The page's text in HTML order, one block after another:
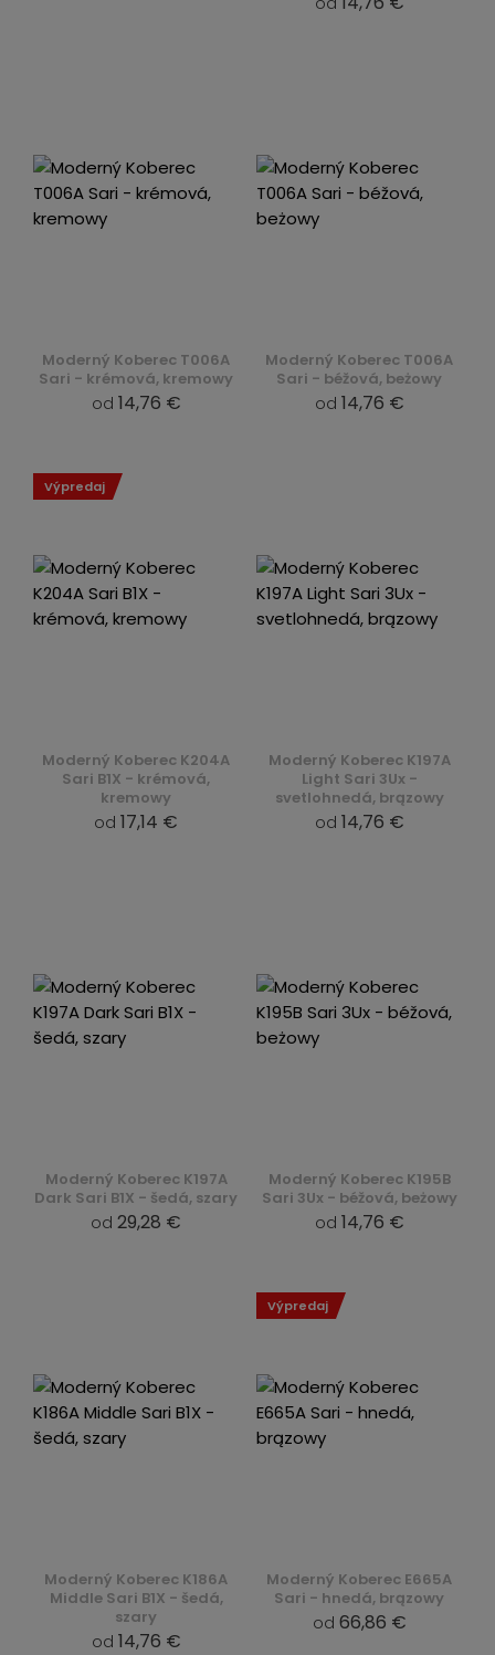
Moderný Koberec T006A
Sari - krémová, kremowy
od 14,76 €
Moderný Koberec T006A
Sari - béžová, beżowy
od 14,76 €
Moderný Koberec K204A
Sari B1X - krémová,
kremowy
od 17,14 €
Výpredaj
Moderný Koberec K197A
Light Sari 3Ux -
svetlohnedá, brązowy
od 14,76 €
Moderný Koberec K197A
Dark Sari B1X - šedá, szary
od 29,28 €
Moderný Koberec K195B
Sari 3Ux - béžová, beżowy
od 14,76 €
Moderný Koberec K186A
Middle Sari B1X - šedá,
szary
od 14,76 €
Moderný Koberec E665A
Sari - hnedá, brązowy
od 66,86 €
Výpredaj